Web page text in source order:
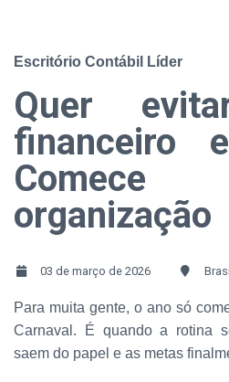
Escritório Contábil Líder
Quer
financeiro
organização
03 de março de 2026 Brasil
Para muita gente, o ano só
Carnaval. É quando a rotina
saem do papel e as metas